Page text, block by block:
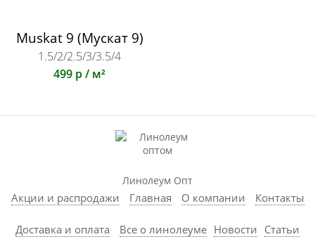
Muskat 9 (Мускат 9)
1.5/2/2.5/3/3.5/4
499 р / м²
Линолеум Опт
Акции и распродажи Главная О компании Контакты
Доставка и оплата Все о линолеуме Новости Статьи